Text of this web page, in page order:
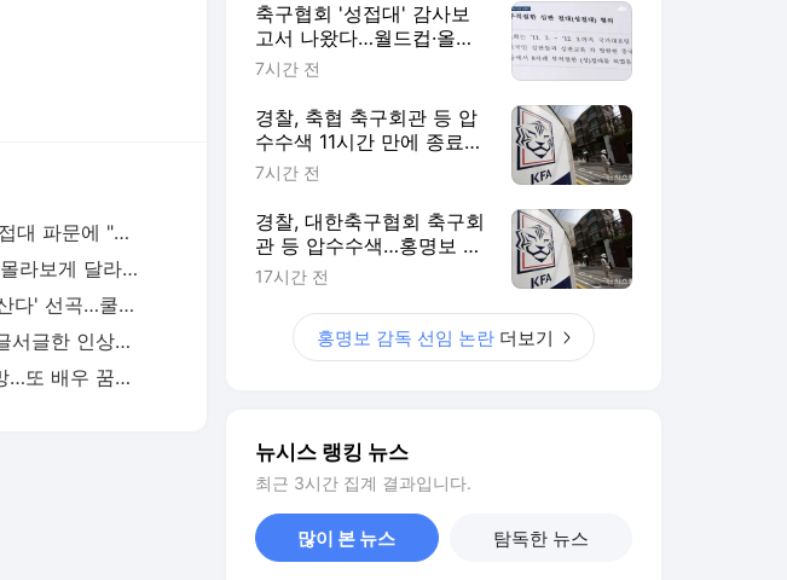
축구협회, 15년 전 심판 성 접대 파문에 "현재는 내부 지침 준수"
'학폭 논란' 지수, 필리핀서 몰라보게 달라진 근황
아이유, 장기하 '별일 없이 산다' 선곡…쿨한 일상 공개
정보석 "황정음 전 남편 서글서글한 인상이었는데…"
정웅인 첫째 딸, 연기자 지망…또 배우 꿈꾸는 스타 2세
축구협회 '성접대' 감사보
고서 나왔다…월드컵·올림
픽 심판 포함
7시간 전
경찰, 축협 축구회관 등 압
수수색 11시간 만에 종료
(종합)
7시간 전
경찰, 대한축구협회 축구회
관 등 압수수색…홍명보 소
환 이틀만
17시간 전
홍명보 감독 선임 논란 더보기
뉴시스 랭킹 뉴스
최근 3시간 집계 결과입니다.
많이 본 뉴스 탐독한 뉴스